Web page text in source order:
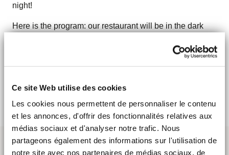
Ce site Web utilise des cookies
Les cookies nous permettent de personnaliser le contenu
et les annonces, d'offrir des fonctionnalités relatives aux
médias sociaux et d'analyser notre trafic. Nous
partageons également des informations sur l'utilisation de
notre site avec nos partenaires de médias sociaux, de
night!
Here is the program: our restaurant will be in the dark
A terrible projection of famous horror movies and a